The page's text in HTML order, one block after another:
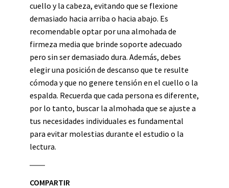
cuello y la cabeza, evitando que se flexione
demasiado hacia arriba o hacia abajo. Es
recomendable optar por una almohada de
firmeza media que brinde soporte adecuado
pero sin ser demasiado dura. Además, debes
elegir una posición de descanso que te resulte
cómoda y que no genere tensión en el cuello o la
espalda. Recuerda que cada persona es diferente,
por lo tanto, buscar la almohada que se ajuste a
tus necesidades individuales es fundamental
para evitar molestias durante el estudio o la
lectura.
COMPARTIR